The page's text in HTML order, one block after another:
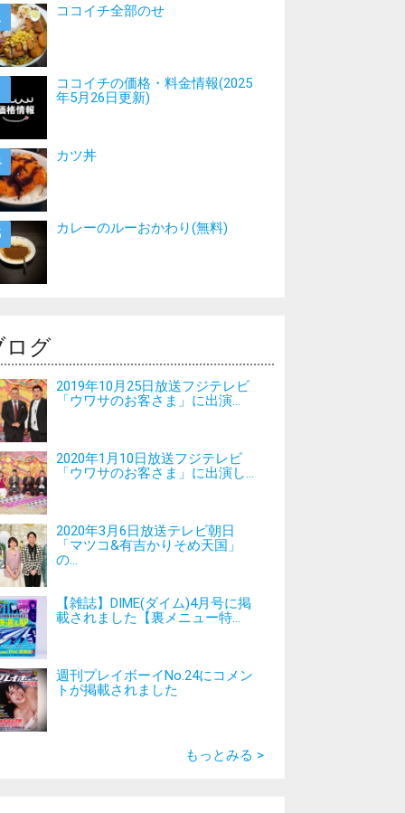
ココイチ全部のせ
ココイチの価格・料金情報(2025
年5月26日更新)
カツ丼
カレーのルーおかわり(無料)
ログ
2019年10月25日放送フジテレビ
「ウワサのお客さま」に出演...
2020年1月10日放送フジテレビ
「ウワサのお客さま」に出演し...
2020年3月6日放送テレビ朝日
「マツコ&有吉かりそめ天国」
の...
【雑誌】DIME(ダイム)4月号に掲
載されました【裏メニュー特...
週刊プレイボーイNo.24にコメン
トが掲載されました
もっとみる >